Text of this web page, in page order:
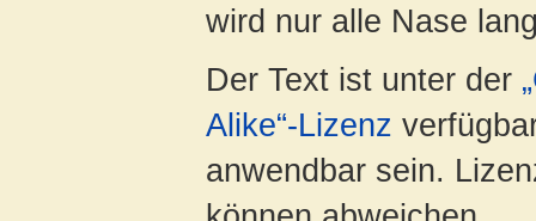
wird nur alle Nase
Der Text ist unter der
Alike“-Lizenz
anwendbar sein.